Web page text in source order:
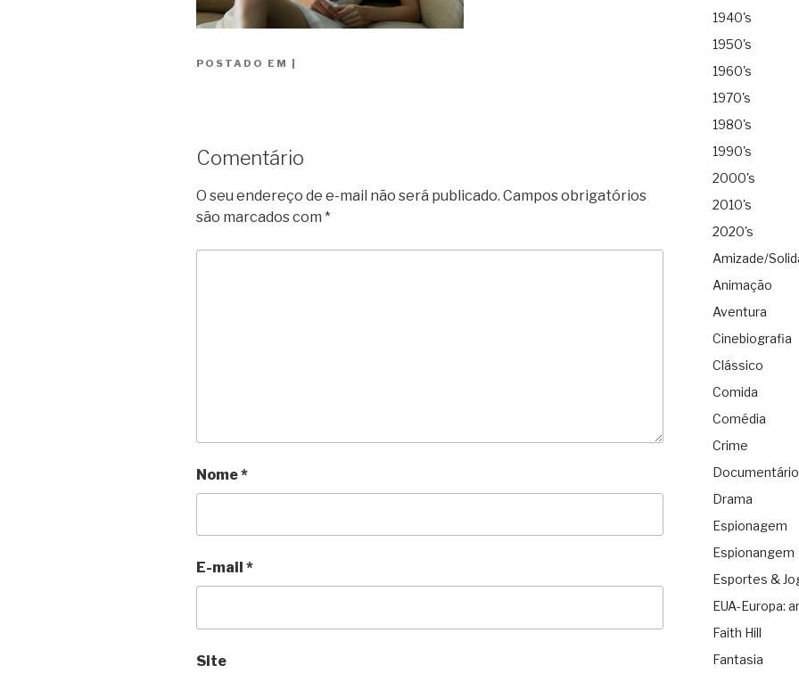
POSTADO EM
Comentário
O seu endereço de e-mail não será publicado. Campos obrigatórios
são marcados com *
Nome*
E-mail *
Site
1940's
1950's
1960's
1970's
1980's
1990's
2000's
2010's
2020's
Amizade/
Animação
Aventura
Cinebiografia
Clássico
Comida
Comédia
Crime
Documentário
Drama
Espionagem
Espionangem
Esportes &
EUA-Europa:
Faith Hill
Fantasia